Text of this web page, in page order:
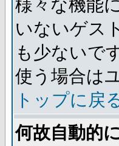
様々な機能
いないゲス
も少ないで
使う場合は
トップに戻
何故自動的